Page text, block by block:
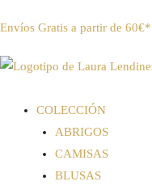
Envíos Gratis a partir de 60€*
COLECCIÓN
ABRIGOS
CAMISAS
BLUSAS